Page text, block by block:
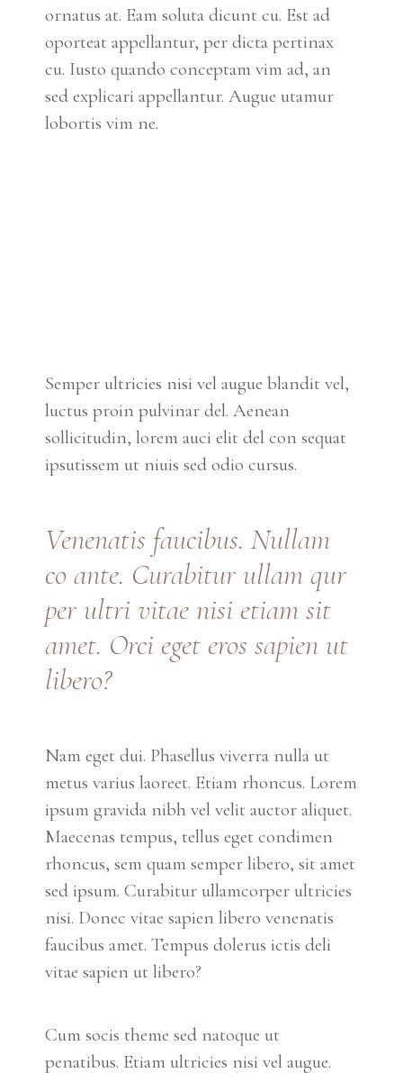
ornatus at. Eam soluta dicunt cu. Est ad
oporteat appellantur, per dicta pertinax
cu. Iusto quando conceptam vim ad, an
sed explicari appellantur. Augue utamur
lobortis vim ne.
Semper ultricies nisi vel augue blandit vel,
luctus proin pulvinar del. Aenean
sollicitudin, lorem auci elit del con sequat
ipsutissem ut niuis sed odio cursus.
Venenatis faucibus. Nullam
co ante. Curabitur ullam qur
per ultri vitae nisi etiam sit
amet. Orci eget eros sapien ut
libero?
Nam eget dui. Phasellus viverra nulla ut
metus varius laoreet. Etiam rhoncus. Lorem
ipsum gravida nibh vel velit auctor aliquet.
Maecenas tempus, tellus eget condimen
rhoncus, sem quam semper libero, sit amet
sed ipsum. Curabitur ullamcorper ultricies
nisi. Donec vitae sapien libero venenatis
faucibus amet. Tempus dolerus ictis deli
vitae sapien ut libero?
Cum socis theme sed natoque ut
penatibus. Etiam ultricies nisi vel augue.